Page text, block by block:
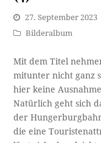
27. September 2023
Bilderalbum
Mit dem Titel
mitunter nicht ganz
hier keine
Natürlich geht sich
der
die eine